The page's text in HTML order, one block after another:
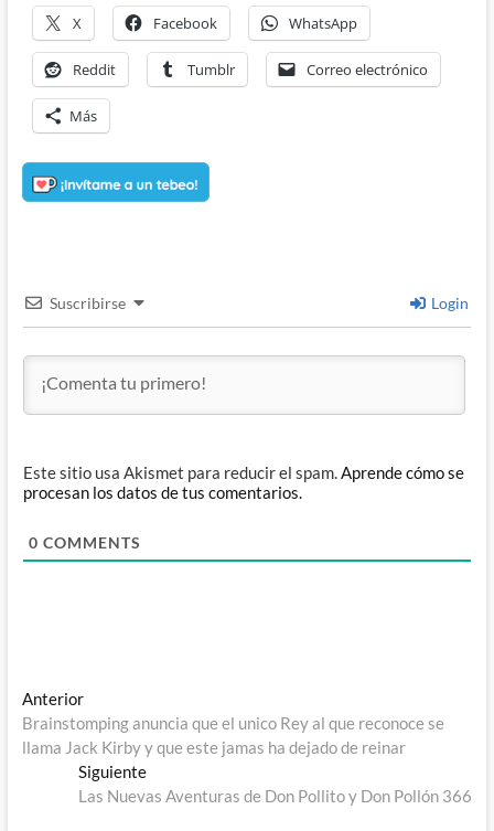
X Facebook WhatsApp
Reddit Tumblr Correo electrónico
Más
Suscribirse Login
Este sitio usa Akismet para reducir el spam.Aprende cómo se
procesan los datos de tus comentarios.
0 COMMENTS
Navegación
de
entradas
AnteriorEntrada
anterior:
Brainstomping anuncia que el unico Rey al que reconoce se
llama Jack Kirby y que este jamas ha dejado de reinar
SiguienteEntrada
siguiente:
Las Nuevas Aventuras de Don Pollito y Don Pollón 366